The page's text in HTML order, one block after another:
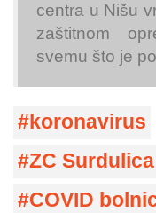
centra u Nišu
zaštitnom
svemu što je
koronavirus
ZC Surdulica
COVID